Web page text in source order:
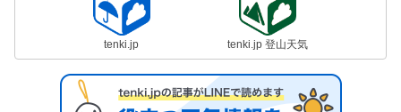
tenki.jp tenki.jp 登山天気